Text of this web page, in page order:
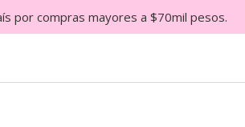
por compras mayores a $70mil pesos.